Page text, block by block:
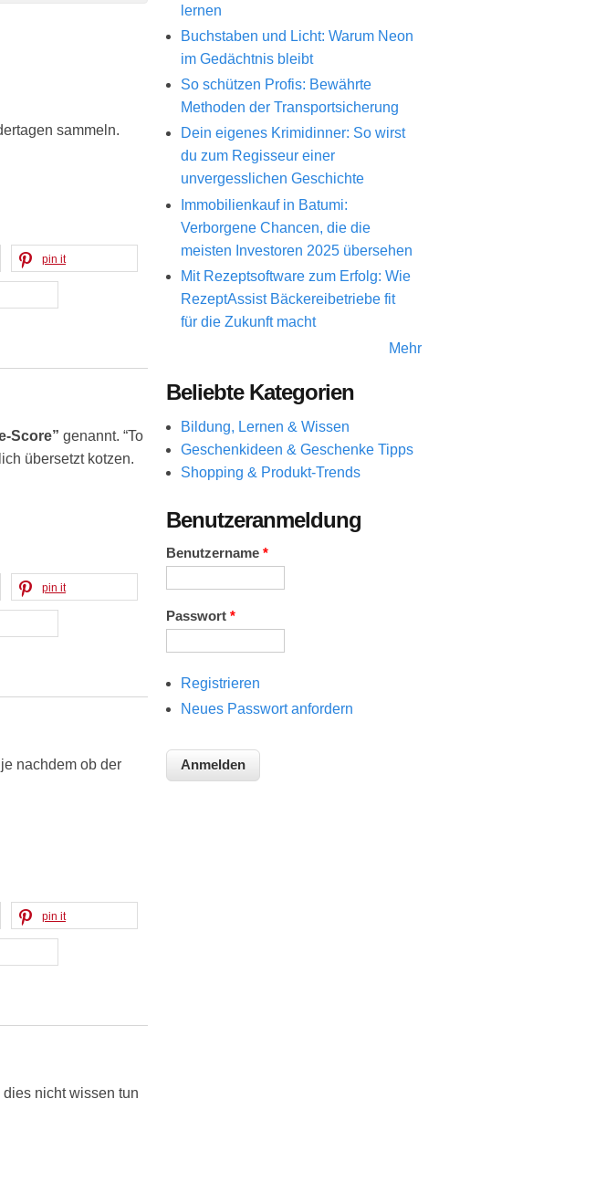
sammeln.
pin it
Score” genannt. “To
übersetzt kotzen.
pin it
nachdem ob der
pin it
nicht wissen tun
lernen
Buchstaben und Licht: Warum Neon
im Gedächtnis bleibt
So schützen Profis: Bewährte
Methoden der Transportsicherung
Dein eigenes Krimidinner: So wirst
du zum Regisseur einer
unvergesslichen Geschichte
Immobilienkauf in Batumi:
Verborgene Chancen, die die
meisten Investoren 2025 übersehen
Mit Rezeptsoftware zum Erfolg: Wie
RezeptAssist Bäckereibetriebe fit
für die Zukunft macht
Mehr
Beliebte Kategorien
Bildung, Lernen & Wissen
Geschenkideen & Geschenke Tipps
Shopping & Produkt-Trends
Benutzeranmeldung
Benutzername *
Passwort *
Registrieren
Neues Passwort anfordern